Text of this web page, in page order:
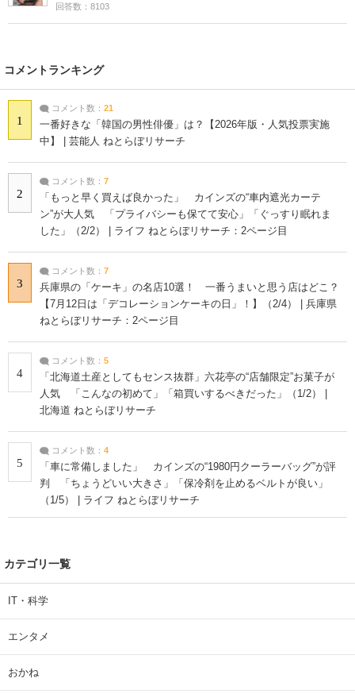
回答数：8103
コメントランキング
1
コメント数： 21
一番好きな「韓国の男性俳優」は？【2026年版・人気投票実施
中】 | 芸能人 ねとらぼリサーチ
2
コメント数： 7
「もっと早く買えば良かった」 カインズの“車内遮光カーテ
ン”が大人気 「プライバシーも保てて安心」「ぐっすり眠れま
した」（2/2） | ライフ ねとらぼリサーチ：2ページ目
3
コメント数： 7
兵庫県の「ケーキ」の名店10選！ 一番うまいと思う店はどこ？
【7月12日は「デコレーションケーキの日」！】（2/4） | 兵庫県
ねとらぼリサーチ：2ページ目
4
コメント数： 5
「北海道土産としてもセンス抜群」六花亭の“店舗限定”お菓子が
人気 「こんなの初めて」「箱買いするべきだった」（1/2） |
北海道 ねとらぼリサーチ
5
コメント数： 4
「車に常備しました」 カインズの“1980円クーラーバッグ”が評
判 「ちょうどいい大きさ」「保冷剤を止めるベルトが良い」
（1/5） | ライフ ねとらぼリサーチ
カテゴリ一覧
IT・科学
エンタメ
おかね